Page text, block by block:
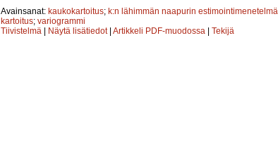
Avainsanat: kaukokartoitus; k:n lähimmän naapurin estimointimenetelmä
kartoitus; variogrammi
Tiivistelmä | Näytä lisätiedot | Artikkeli PDF-muodossa | Tekijä